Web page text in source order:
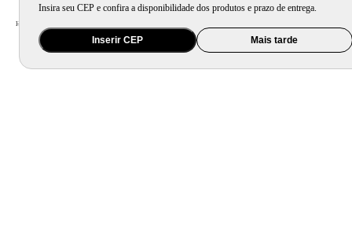
Insira seu CEP e confira a disponibilidade dos produtos e prazo de entrega.
Inserir CEP Mais tarde
Home